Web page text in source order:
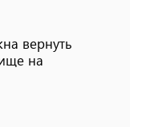
вернуть
на